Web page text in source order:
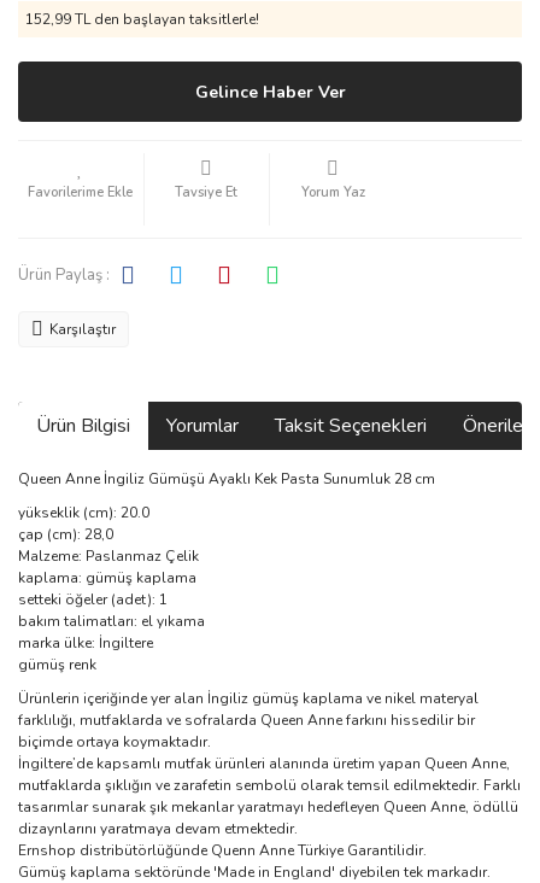
152,99 TL den başlayan taksitlerle!
Gelince Haber Ver
Tavsiye Et Yorum Yaz
Ürün Paylaş :
Karşılaştır
Ürün Bilgisi Yorumlar Taksit Seçenekleri
Queen Anne İngiliz Gümüşü Ayaklı Kek Pasta Sunumluk 28 cm
yükseklik (cm): 20.0
çap (cm): 28,0
Malzeme: Paslanmaz Çelik
kaplama: gümüş kaplama
setteki öğeler (adet): 1
bakım talimatları: el yıkama
marka ülke: İngiltere
gümüş renk
Ürünlerin içeriğinde yer alan İngiliz gümüş kaplama ve nikel materyal
farklılığı, mutfaklarda ve sofralarda Queen Anne farkını hissedilir bir
biçimde ortaya koymaktadır.
İngiltere’de kapsamlı mutfak ürünleri alanında üretim yapan Queen Anne,
mutfaklarda şıklığın ve zarafetin sembolü olarak temsil edilmektedir. Farklı
tasarımlar sunarak şık mekanlar yaratmayı hedefleyen Queen Anne, ödüllü
dizaynlarını yaratmaya devam etmektedir.
Ernshop distribütörlüğünde Quenn Anne Türkiye Garantilidir.
Gümüş kaplama sektöründe 'Made in England' diyebilen tek markadır.